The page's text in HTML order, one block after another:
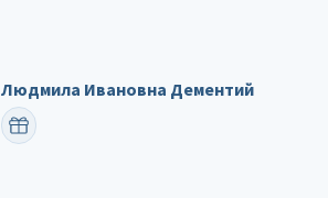
Людмила Ивановна Дементий
ПОЗДРАВИТЬ